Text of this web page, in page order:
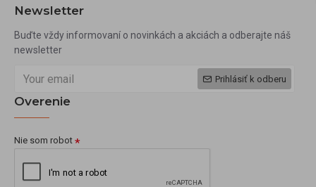
Newsletter
Buďte vždy informovaní o novinkách a akciách a odberajte náš
newsletter
Prihlásiť k odberu
Overenie
Nie som robot